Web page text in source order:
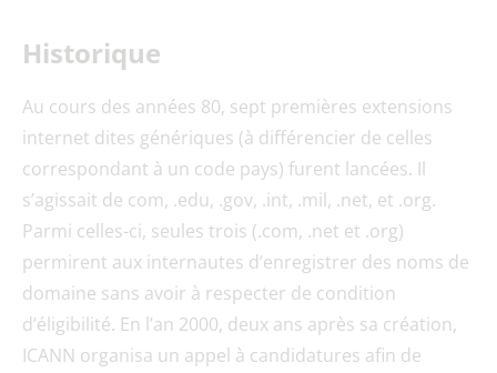
Historique
Au cours des années 80, sept premières extensions
internet dites génériques (à différencier de celles
correspondant à un code pays) furent lancées. Il
s’agissait de com, .edu, .gov, .int, .mil, .net, et .org.
Parmi celles-ci, seules trois (.com, .net et .org)
permirent aux internautes d’enregistrer des noms de
domaine sans avoir à respecter de condition
d’éligibilité. En l’an 2000, deux ans après sa création,
ICANN organisa un appel à candidatures afin de